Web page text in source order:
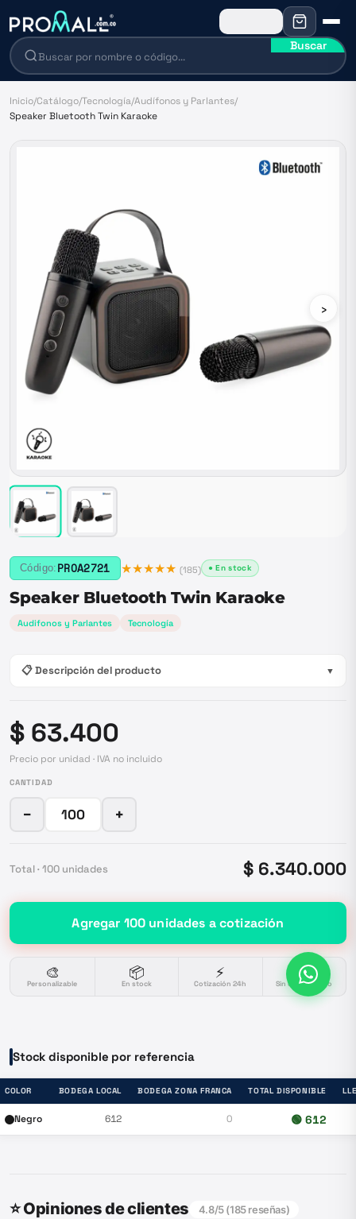
Buscar
Inicio/Catálogo/Tecnología/Audífonos y Parlantes/
Speaker Bluetooth Twin Karaoke
›
Código: PROA2721 ★★★★★ (185) ● En stock
Speaker Bluetooth Twin Karaoke
Audifonos y Parlantes Tecnología
📋 Descripción del producto ▼
$ 63.400
Precio por unidad · IVA no incluido
CANTIDAD
− +
Total · 100 unidades $ 6.340.000
Agregar 100 unidades a cotización
🎨
Personalizable
📦
En stock
⚡
Cotización 24h
🔒
Sin compromiso
Stock disponible por referencia
COLOR BODEGA LOCAL BODEGA ZONA FRANCA TOTAL DISPONIBLE
Negro 612 0 🟢 612
⭐ Opiniones de clientes 4.8/5 (185reseñas)